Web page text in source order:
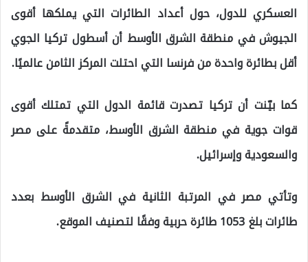
العسكري للدول، حول أعداد الطائرات التي يملكها أقوى
الجيوش في منطقة الشرق الأوسط أن أسطول تركيا الجوي
أقل بطائرة واحدة من فرنسا التي احتلت المركز الثامن عالميًا.
كما بيّنت أن تركيا تصدرت قائمة الدول التي تمتلك أقوى
قوات جوية في منطقة الشرق الأوسط، متقدمةً على مصر
والسعودية وإسرائيل.
وتأتي مصر في المرتبة الثانية في الشرق الأوسط بعدد
طائرات بلغ 1053 طائرة حربية وفقًا لتصنيف الموقع.